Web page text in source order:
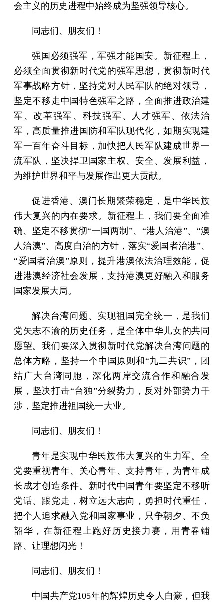
会主义的历史进程中始终成为坚强领导核心。
同志们、朋友们！
强国必须强军，军强才能国安。新征程上，
必须全面贯彻新时代党的强军思想，贯彻新时代
军事战略方针，坚持党对人民军队的绝对领导，
坚定不移走中国特色强军之路，全面推进政治建
军、改革强军、科技强军、人才强军、依法治
军，高质量推进国防和军队现代化，如期实现建
军一百年奋斗目标，加快把人民军队建成世界一
流军队，坚决捍卫国家主权、安全、发展利益，
为维护世界和平与发展作出更大贡献。
促进香港、澳门长期繁荣稳定，是中华民族
伟大复兴的内在要求。新征程上，我们要全面准
确、坚定不移贯彻“一国两制”、“港人治港”、“澳
人治澳”、高度自治的方针，落实“爱国者治港”、
“爱国者治澳”原则，提升港澳依法治理效能，促
进港澳经济社会发展，支持港澳更好融入和服务
国家发展大局。
解决台湾问题、实现祖国完全统一，是我们
党矢志不渝的历史任务，是全体中华儿女的共同
愿望。我们要深入贯彻新时代党解决台湾问题的
总体方略，坚持一个中国原则和“九二共识”，团
结广大台湾同胞，深化两岸交流合作和融合发
展，坚决打击“台独”分裂势力，反对外部势力干
涉，坚定推进祖国统一大业。
同志们、朋友们！
青年是实现中华民族伟大复兴的生力军。全
党要重视青年、关心青年、支持青年，为青年成
长成才创造条件。新时代中国青年要坚定不移听
党话、跟党走，树立远大志向，勇担时代重任，
把个人追求融入党和国家事业，只争朝夕、不负
韶华，在新征程上跑好历史接力赛，用青春铺
路、让理想闪光！
同志们、朋友们！
中国共产党105年的辉煌历史令人自豪，但我